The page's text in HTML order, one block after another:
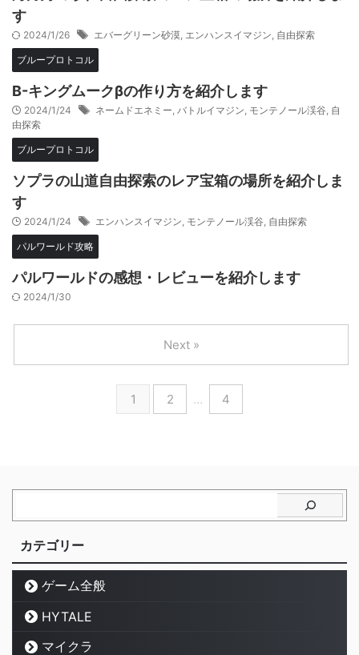
す
2024/1/26 エバーグリーン砂漠 エンハンスイマジン 自由探索
ブループロトコル
B-キングムークβの作り方を紹介します
2024/1/24 ネームドエネミー バトルイマジン モンテノール渓谷 自
由探索
ブループロトコル
ソプラの山道自由探索のレア宝箱の場所を紹介しま
す
2024/1/24 エンハンスイマジン モンテノール渓谷 自由探索
パルワールド攻略
パルワールドの感想・レビューを紹介します
2024/1/30
1 2 … 4
Next »
カテゴリー
ゲーム全般
HYTALE
マイクラ